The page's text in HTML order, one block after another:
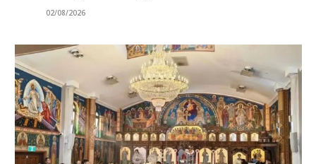
02/08/2026